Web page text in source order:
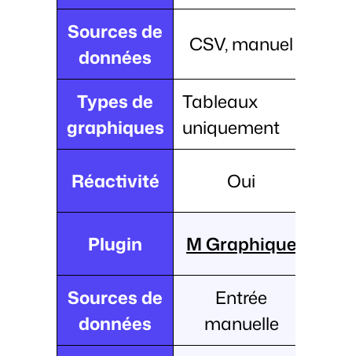
Sources de
données
CSV, manuel
Types de
graphiques
Tableaux
uniquement
Réactivité Oui
Plugin M Graphique
Sources de
données
Entrée
manuelle